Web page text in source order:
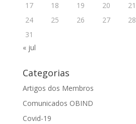
17
18 19 20 21
24
25 26 27 28
31
« jul
Categorias
Artigos dos Membros
Comunicados OBIND
Covid-19